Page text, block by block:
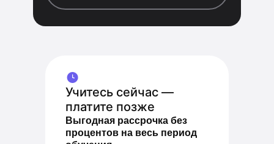
Учитесь сейчас —
платите позже
Выгодная рассрочка без
процентов на весь период